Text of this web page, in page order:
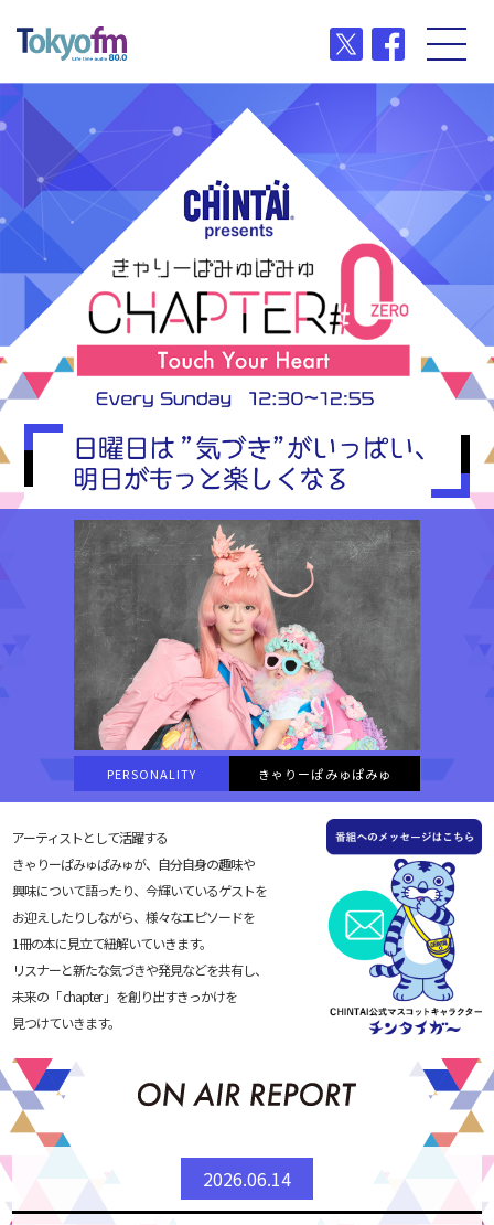
PERSONALITY きゃりーぱみゅぱみゅ
アーティストとして活躍する
きゃりーぱみゅぱみゅが、自分自身の趣味や
興味について語ったり、今輝いているゲストを
お迎えしたりしながら、様々なエピソードを
1冊の本に見立て紐解いていきます。
リスナーと新たな気づきや発見などを共有し、
未来の「 chapter 」を創り出すきっかけを
見つけていきます。
2026.06.14